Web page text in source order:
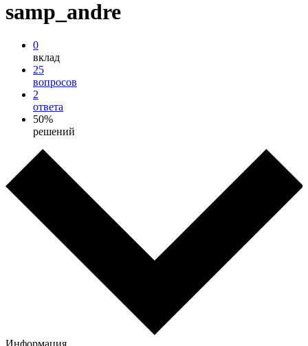
samp_andre
0
вклад
25
вопросов
2
ответа
50%
решений